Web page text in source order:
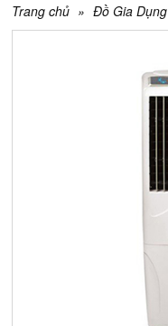
Trang chủ » Đồ Gia Dụng